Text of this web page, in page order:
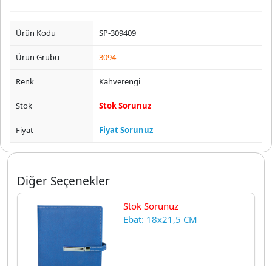
Ürün Kodu SP-309409
Ürün Grubu 3094
Renk Kahverengi
Stok Stok Sorunuz
Fiyat Fiyat Sorunuz
Diğer Seçenekler
Stok Sorunuz
Ebat: 18x21,5 CM